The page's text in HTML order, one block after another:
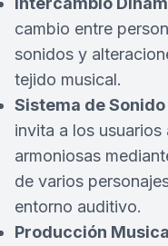
cambio entre
sonidos y
tejido musical.
Sistema de
invita a los
armoniosas
de varios
entorno auditivo.
Producción